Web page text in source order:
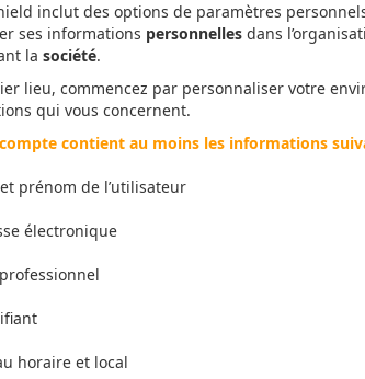
inclut des options de paramètres
ses informations personnelles dans
la société.
lieu, commencez par personnaliser votre
qui vous concernent.
contient au moins les informations
prénom de l’utilisateur
électronique
horaire et local